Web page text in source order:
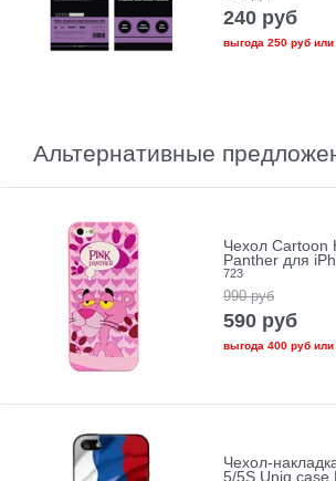
240 руб
выгода 250 рубили
Альтернативные
Чехол Cartoon
Panther для
723
990 руб
590 руб
выгода 400 рубили
Чехол-
5/5S Uniq case